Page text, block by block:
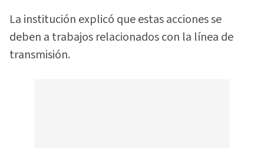
La institución explicó que estas acciones se
deben a trabajos relacionados con la línea de
transmisión.